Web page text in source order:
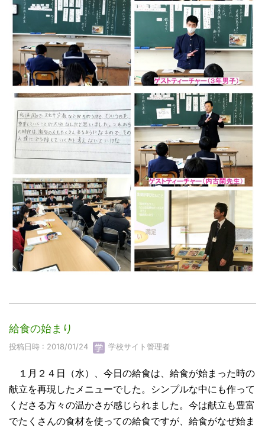
給食の始まり
投稿日時 : 2018/01/24 学校サイト管理者
１月２４日（水）、今日の給食は、給食が始まった時の
献立を再現したメニューでした。シンプルな中にも作って
くださる方々の温かさが感じられました。今は献立も豊富
でたくさんの食材を使っての給食ですが、給食がなぜ始ま